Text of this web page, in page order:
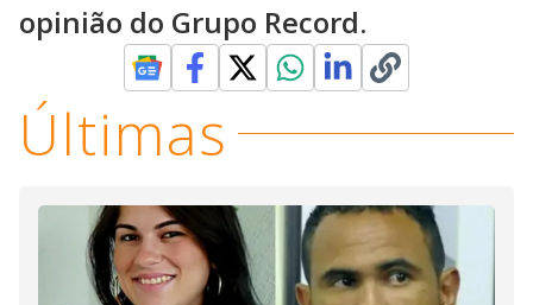
opinião do Grupo Record.
Últimas